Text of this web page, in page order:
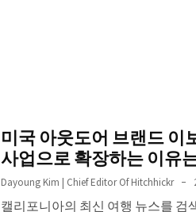
미국 아웃도어 브랜드 이
사업으로 확장하는 이유
Dayoung Kim | Chief Editor Of Hitchhickr
캘리포니아의 최신 여행 뉴스를 검